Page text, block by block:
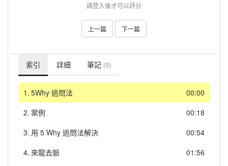
請登入後才可以評分
上一篇 下一篇
索引 詳細 筆記 (0)
00:00
1. 5Why 追問法
00:18
2. 案例
00:54
3. 用 5 Why 追問法解決
01:56
4. 來龍去脈